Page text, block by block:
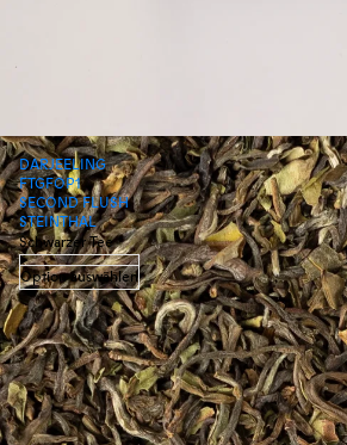
DARJEELING
FTGFOP1
SECOND FLUSH
STEINTHAL
Schwarzer Tee
Option auswählen